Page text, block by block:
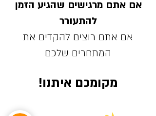
אם אתם מרגישים שהגיע הזמן
להתעורר
אם אתם רוצים להקדים את
המתחרים שלכם
מקומכם איתנו!